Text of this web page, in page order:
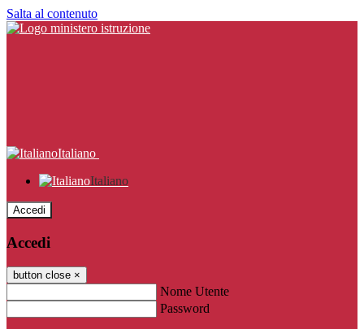
Salta al contenuto
Italiano
Italiano
Accedi
Accedi
button close ×
Nome Utente
Password